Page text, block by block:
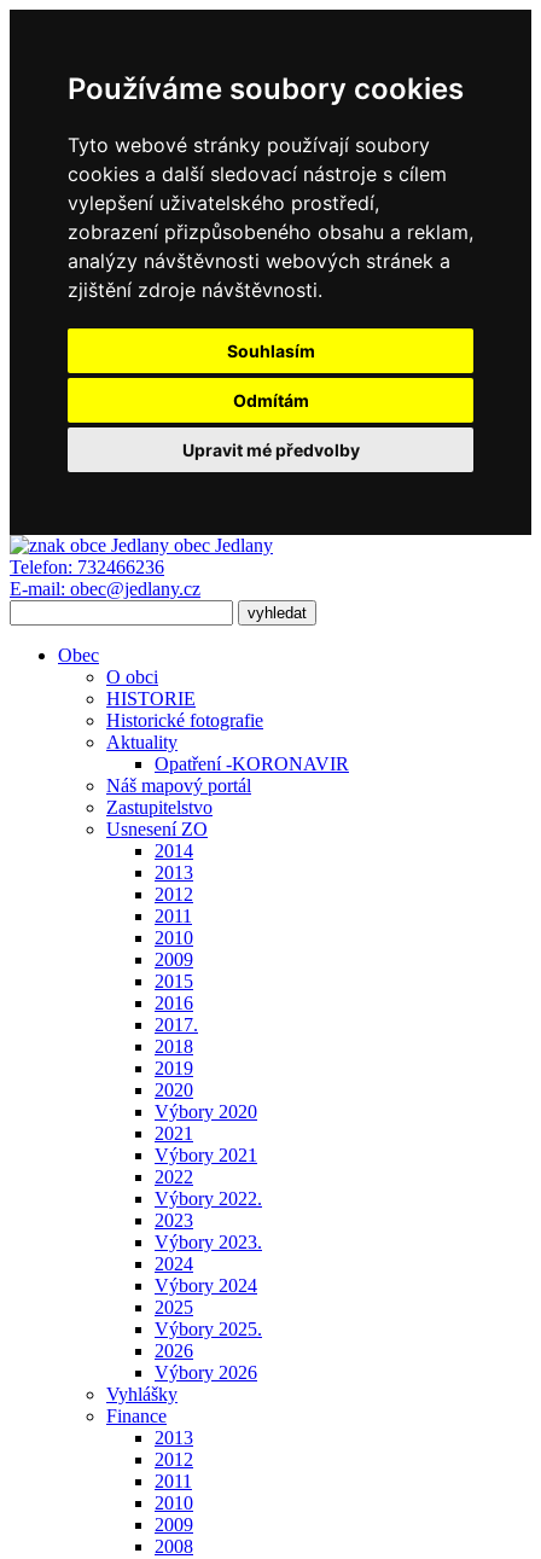
Používáme soubory cookies
Tyto webové stránky používají soubory
cookies a další sledovací nástroje s cílem
vylepšení uživatelského prostředí,
zobrazení přizpůsobeného obsahu a reklam,
analýzy návštěvnosti webových stránek a
zjištění zdroje návštěvnosti.
Souhlasím
Odmítám
Upravit mé předvolby
obec Jedlany
Telefon: 732466236
E-mail: obec@jedlany.cz
Obec
O obci
HISTORIE
Historické fotografie
Aktuality
Opatření -KORONAVIR
Náš mapový portál
Zastupitelstvo
Usnesení ZO
2014
2013
2012
2011
2010
2009
2015
2016
2017.
2018
2019
2020
Výbory 2020
2021
Výbory 2021
2022
Výbory 2022.
2023
Výbory 2023.
2024
Výbory 2024
2025
Výbory 2025.
2026
Výbory 2026
Vyhlášky
Finance
2013
2012
2011
2010
2009
2008